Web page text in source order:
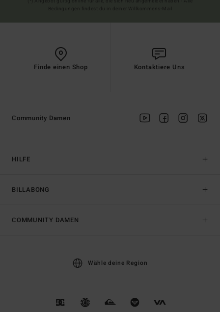
Finde einen Shop Kontaktiere Uns
HILFE
BILLABONG
Community Damen
COMMUNITY DAMEN
Wähle deine Region